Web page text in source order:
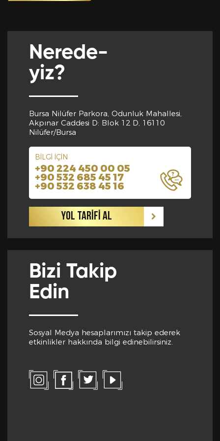
Nerede-
yiz?
Bursa Nilüfer Parkora, Odunluk Mahallesi,
Akpınar Caddesi D: Blok 12 D, 16110
Nilüfer/Bursa
BİLGİ İÇİN
+90 224 450 00 05
+90 532 685 45 17
+90 532 638 45 16
YOL TARİFİ AL
Bizi Takip
Edin
Sosyal Medya hesaplarımızı takip ederek
etkinlikler hakkında bilgi edinebilirsiniz.
Yabancı Dil *
Yabancı Dil Seviyesi *
Departman *
Referanslar *
Önceki Tecrübeler *
Eklemek İstedikleriniz *